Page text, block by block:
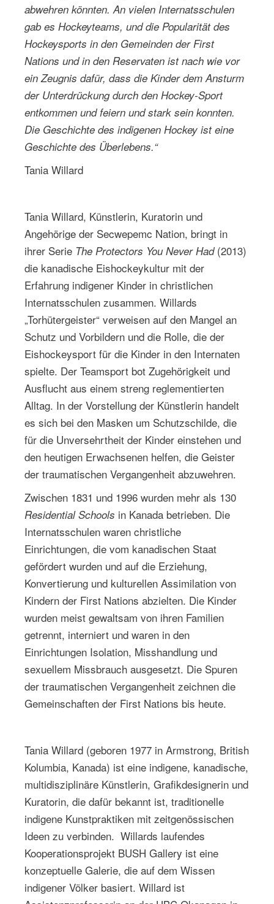
abwehren könnten. An vielen Internatsschulen
gab es Hockeyteams, und die Popularität des
Hockeysports in den Gemeinden der First
Nations und in den Reservaten ist nach wie vor
ein Zeugnis dafür, dass die Kinder dem Ansturm
der Unterdrückung durch den Hockey-Sport
entkommen und feiern und stark sein konnten.
Die Geschichte des indigenen Hockey ist eine
Geschichte des Überlebens.“
Tania Willard
Tania Willard, Künstlerin, Kuratorin und
Angehörige der Secwepemc Nation, bringt in
ihrer Serie The Protectors You Never Had(2013)
die kanadische Eishockeykultur mit der
Erfahrung indigener Kinder in christlichen
Internatsschulen zusammen. Willards
„Torhütergeister“ verweisen auf den Mangel an
Schutz und Vorbildern und die Rolle, die der
Eishockeysport für die Kinder in den Internaten
spielte. Der Teamsport bot Zugehörigkeit und
Ausflucht aus einem streng reglementierten
Alltag. In der Vorstellung der Künstlerin handelt
es sich bei den Masken um Schutzschilde, die
für die Unversehrtheit der Kinder einstehen und
den heutigen Erwachsenen helfen, die Geister
der traumatischen Vergangenheit abzuwehren.
Zwischen 1831 und 1996 wurden mehr als 130
Residential Schools in Kanada betrieben. Die
Internatsschulen waren christliche
Einrichtungen, die vom kanadischen Staat
gefördert wurden und auf die Erziehung,
Konvertierung und kulturellen Assimilation von
Kindern der First Nations abzielten. Die Kinder
wurden meist gewaltsam von ihren Familien
getrennt, interniert und waren in den
Einrichtungen Isolation, Misshandlung und
sexuellem Missbrauch ausgesetzt. Die Spuren
der traumatischen Vergangenheit zeichnen die
Gemeinschaften der First Nations bis heute.
Tania Willard (geboren 1977 in Armstrong, British
Kolumbia, Kanada) ist eine indigene, kanadische,
multidisziplinäre Künstlerin, Grafikdesignerin und
Kuratorin, die dafür bekannt ist, traditionelle
indigene Kunstpraktiken mit zeitgenössischen
Ideen zu verbinden. Willards laufendes
Kooperationsprojekt BUSH Gallery ist eine
konzeptuelle Galerie, die auf dem Wissen
indigener Völker basiert. Willard ist